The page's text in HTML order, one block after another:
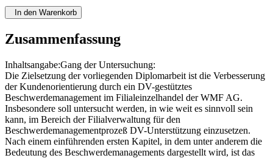
In den Warenkorb
Zusammenfassung
Inhaltsangabe:Gang der Untersuchung:
Die Zielsetzung der vorliegenden Diplomarbeit ist die Verbesserung
der Kundenorientierung durch ein DV-gestütztes
Beschwerdemanagement im Filialeinzelhandel der WMF AG.
Insbesondere soll untersucht werden, in wie weit es sinnvoll sein
kann, im Bereich der Filialverwaltung für den
Beschwerdemanagementprozeß DV-Unterstützung einzusetzen.
Nach einem einführenden ersten Kapitel, in dem unter anderem die
Bedeutung des Beschwerdemanagements dargestellt wird, ist das